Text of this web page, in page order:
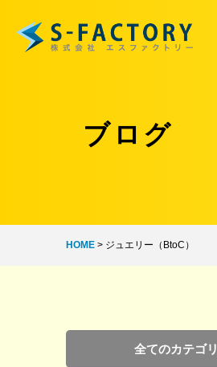
ブログ
HOME > ジュエリー（BtoC）
全てのカテゴリ